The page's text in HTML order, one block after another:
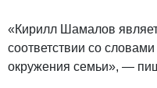
«Кирилл Шамалов
соответствии со
окружения семьи», —